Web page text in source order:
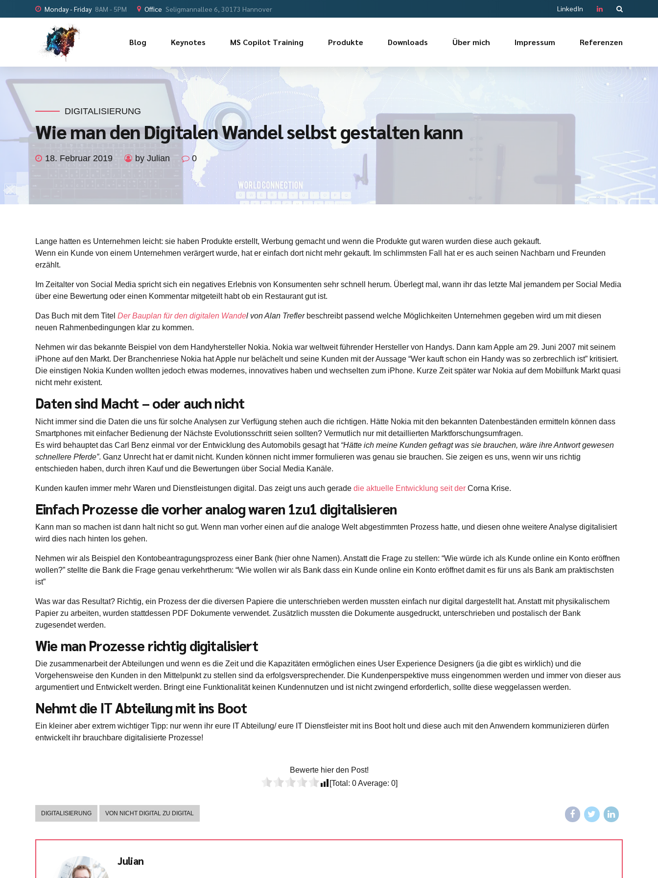
Monday - Friday 8AM - 5PM Office Seligmannallee 6, 30173 Hannover LinkedIn
Blog Keynotes MS Copilot Training Produkte Downloads Über mich Impressum Referenzen
DIGITALISIERUNG
Wie man den Digitalen Wandel selbst gestalten kann
18. Februar 2019 by Julian 0
Lange hatten es Unternehmen leicht: sie haben Produkte erstellt, Werbung gemacht und wenn die Produkte gut waren wurden diese auch gekauft.
Wenn ein Kunde von einem Unternehmen verärgert wurde, hat er einfach dort nicht mehr gekauft. Im schlimmsten Fall hat er es auch seinen Nachbarn und Freunden
erzählt.
Im Zeitalter von Social Media spricht sich ein negatives Erlebnis von Konsumenten sehr schnell herum. Überlegt mal, wann ihr das letzte Mal jemandem per Social Media
über eine Bewertung oder einen Kommentar mitgeteilt habt ob ein Restaurant gut ist.
Das Buch mit dem Titel Der Bauplan für den digitalen Wandel von Alan Trefler beschreibt passend welche Möglichkeiten Unternehmen gegeben wird um mit diesen
neuen Rahmenbedingungen klar zu kommen.
Nehmen wir das bekannte Beispiel von dem Handyhersteller Nokia. Nokia war weltweit führender Hersteller von Handys. Dann kam Apple am 29. Juni 2007 mit seinem
iPhone auf den Markt. Der Branchenriese Nokia hat Apple nur belächelt und seine Kunden mit der Aussage “Wer kauft schon ein Handy was so zerbrechlich ist” kritisiert.
Die einstigen Nokia Kunden wollten jedoch etwas modernes, innovatives haben und wechselten zum iPhone. Kurze Zeit später war Nokia auf dem Mobilfunk Markt quasi
nicht mehr existent.
Daten sind Macht – oder auch nicht
Nicht immer sind die Daten die uns für solche Analysen zur Verfügung stehen auch die richtigen. Hätte Nokia mit den bekannten Datenbeständen ermitteln können dass
Smartphones mit einfacher Bedienung der Nächste Evolutionsschritt seien sollten? Vermutlich nur mit detaillierten Marktforschungsumfragen.
Es wird behauptet das Carl Benz einmal vor der Entwicklung des Automobils gesagt hat “Hätte ich meine Kunden gefragt was sie brauchen, wäre ihre Antwort gewesen
schnellere Pferde”. Ganz Unrecht hat er damit nicht. Kunden können nicht immer formulieren was genau sie brauchen. Sie zeigen es uns, wenn wir uns richtig
entschieden haben, durch ihren Kauf und die Bewertungen über Social Media Kanäle.
Kunden kaufen immer mehr Waren und Dienstleistungen digital. Das zeigt uns auch gerade die aktuelle Entwicklung seit der Corna Krise.
Einfach Prozesse die vorher analog waren 1zu1 digitalisieren
Kann man so machen ist dann halt nicht so gut. Wenn man vorher einen auf die analoge Welt abgestimmten Prozess hatte, und diesen ohne weitere Analyse digitalisiert
wird dies nach hinten los gehen.
Nehmen wir als Beispiel den Kontobeantragungsprozess einer Bank (hier ohne Namen). Anstatt die Frage zu stellen: “Wie würde ich als Kunde online ein Konto eröffnen
wollen?” stellte die Bank die Frage genau verkehrtherum: “Wie wollen wir als Bank dass ein Kunde online ein Konto eröffnet damit es für uns als Bank am praktischsten
ist”
Was war das Resultat? Richtig, ein Prozess der die diversen Papiere die unterschrieben werden mussten einfach nur digital dargestellt hat. Anstatt mit physikalischem
Papier zu arbeiten, wurden stattdessen PDF Dokumente verwendet. Zusätzlich mussten die Dokumente ausgedruckt, unterschrieben und postalisch der Bank
zugesendet werden.
Wie man Prozesse richtig digitalisiert
Die zusammenarbeit der Abteilungen und wenn es die Zeit und die Kapazitäten ermöglichen eines User Experience Designers (ja die gibt es wirklich) und die
Vorgehensweise den Kunden in den Mittelpunkt zu stellen sind da erfolgsversprechender. Die Kundenperspektive muss eingenommen werden und immer von dieser aus
argumentiert und Entwickelt werden. Bringt eine Funktionalität keinen Kundennutzen und ist nicht zwingend erforderlich, sollte diese weggelassen werden.
Nehmt die IT Abteilung mit ins Boot
Ein kleiner aber extrem wichtiger Tipp: nur wenn ihr eure IT Abteilung/ eure IT Dienstleister mit ins Boot holt und diese auch mit den Anwendern kommunizieren dürfen
entwickelt ihr brauchbare digitalisierte Prozesse!
Bewerte hier den Post!
[Total: 0Average: 0]
DIGITALISIERUNG VON NICHT DIGITAL ZU DIGITAL
Julian